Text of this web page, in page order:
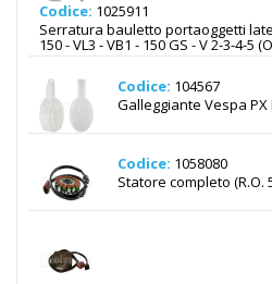
Codice: 1025911
Serratura bauletto portaoggetti
150 - VL3 - VB1 - 150 GS - V 2-3-4-5
Codice: 104567
Galleggiante Vespa
Codice: 1058080
Statore completo (R.O.